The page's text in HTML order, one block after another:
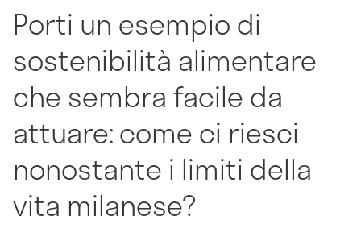
Porti un esempio di
sostenibilità alimentare
che sembra facile da
attuare: come ci riesci
nonostante i limiti della
vita milanese?